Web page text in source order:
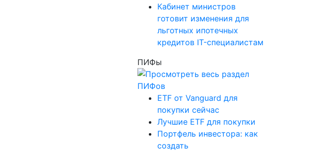
Кабинет министров
готовит изменения для
льготных ипотечных
кредитов IT-специалистам
ПИФы
ETF от Vanguard для
покупки сейчас
Лучшие ETF для покупки
Портфель инвестора: как
создать